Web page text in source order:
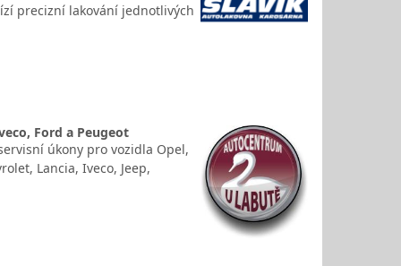
precizní lakování jednotlivých
Ford a Peugeot
úkony pro vozidla Opel,
Lancia, Iveco, Jeep,